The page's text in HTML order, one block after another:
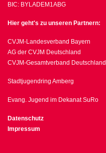
BIC: BYLADEM1ABG
Hier geht's zu unseren Partnern:
CVJM-Landesverband Bayern
AG der CVJM Deutschland
CVJM-Gesamtverband Deutschland
Stadtjugendring Amberg
Evang. Jugend im Dekanat SuRo
Datenschutz
Impressum